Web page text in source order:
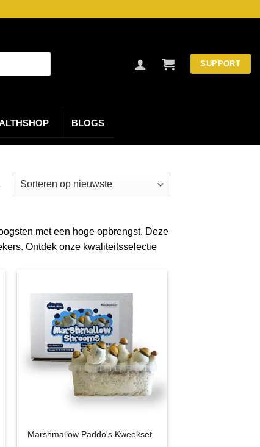
SUPPORT
BLOGS
Gesorteerd
met een hoge opbrengst. Deze
Ontdek onze kwaliteitsselectie
Marshmallow Paddo's Kweekset